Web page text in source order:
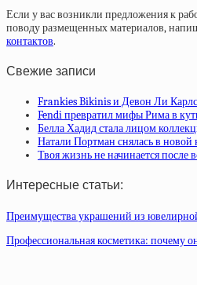
Если у вас возникли предложения к
поводу размещенных материалов,
контактов.
Свежие записи
Frankies Bikinis и Девон Ли
Fendi превратил мифы Рима в
Белла Хадид стала лицом
Натали Портман снялась в
Твоя жизнь не начинается после
Интересные статьи:
Преимущества украшений из
Профессиональная косметика: почему